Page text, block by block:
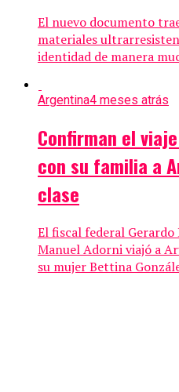
El nuevo documento
materiales
identidad de manera
Argentina4 meses atrás
Confirman el
con su familia a
clase
El fiscal federal
Manuel Adorni viajó a
su mujer Bettina